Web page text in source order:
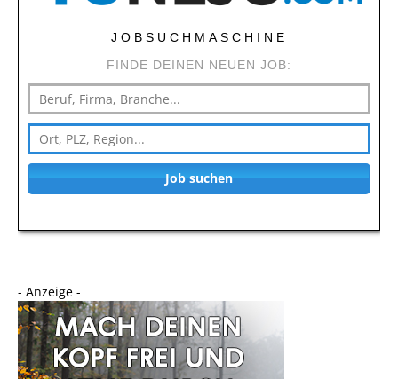
JOBSUCHMASCHINE
FINDE DEINEN NEUEN JOB:
Job suchen
- Anzeige -